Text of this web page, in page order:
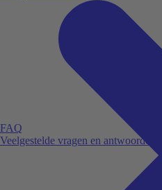
FAQ
Veelgestelde vragen en antwoorden.